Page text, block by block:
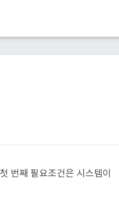
번째 필요조건은 시스템이